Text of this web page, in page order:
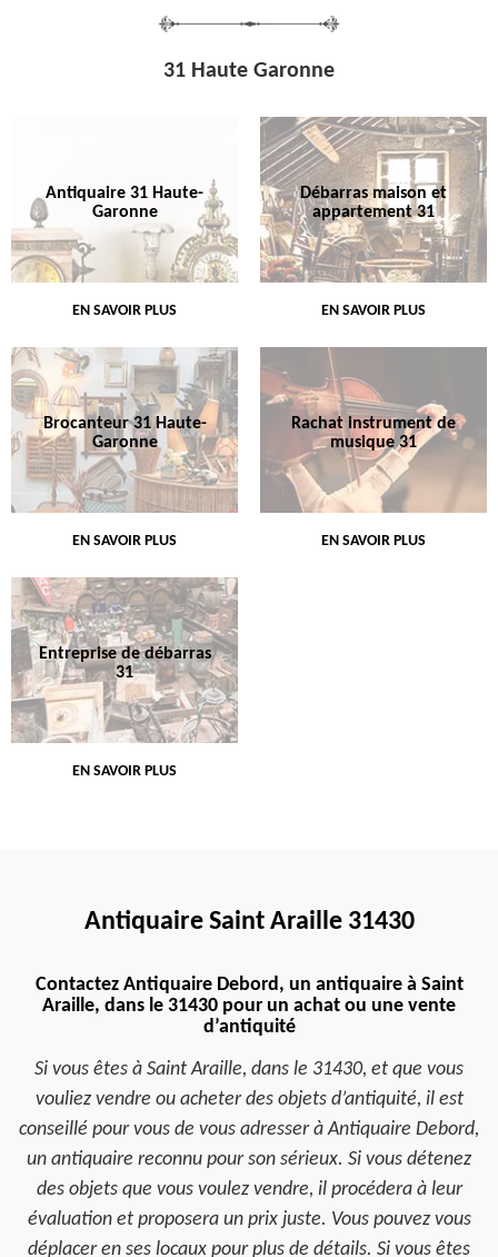
31 Haute Garonne
Antiquaire 31 Haute-
Garonne
EN SAVOIR PLUS
Débarras maison et
appartement 31
EN SAVOIR PLUS
Brocanteur 31 Haute-
Garonne
EN SAVOIR PLUS
Rachat instrument de
musique 31
EN SAVOIR PLUS
Entreprise de débarras
31
EN SAVOIR PLUS
Antiquaire Saint Araille 31430
Contactez Antiquaire Debord, un antiquaire à Saint
Araille, dans le 31430 pour un achat ou une vente
d’antiquité
Si vous êtes à Saint Araille, dans le 31430, et que vous
vouliez vendre ou acheter des objets d’antiquité, il est
conseillé pour vous de vous adresser à Antiquaire Debord,
un antiquaire reconnu pour son sérieux. Si vous détenez
des objets que vous voulez vendre, il procédera à leur
évaluation et proposera un prix juste. Vous pouvez vous
déplacer en ses locaux pour plus de détails. Si vous êtes